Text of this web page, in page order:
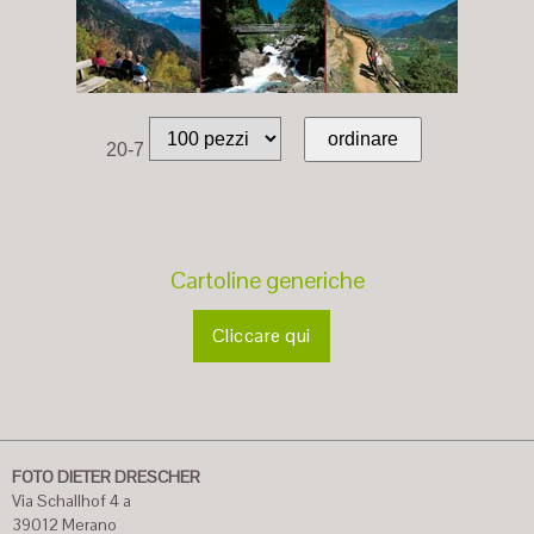
20-7
Cartoline generiche
Cliccare qui
FOTO DIETER DRESCHER
Via Schallhof 4 a
39012 Merano